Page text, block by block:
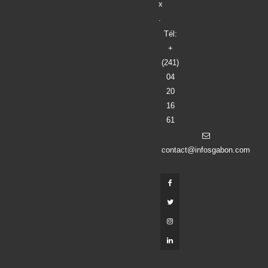
x
Tél:
+
(241)
04
20
16
61
contact@infosgabon.com